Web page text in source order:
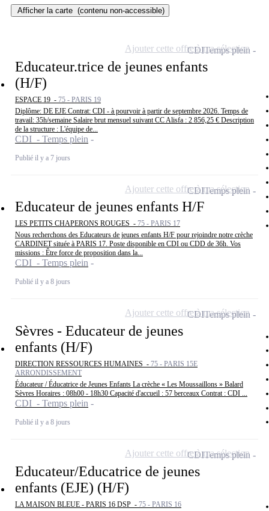
Afficher la carte (contenu non-accessible)
Educateur.trice de jeunes enfants
(H/F)
ESPACE 19 - 75 - PARIS 19
Diplôme: DE EJE Contrat: CDI - à pourvoir à partir de septembre 2026. Temps de
travail: 35h/semaine Salaire brut mensuel suivant CC Alisfa : 2 856,25 € Description
de la structure : L'équipe de...
CDI - Temps plein
Publié il y a 7 jours
CDITemps plein
Ajouter cette offre à ma sélection
Educateur de jeunes enfants H/F
LES PETITS CHAPERONS ROUGES - 75 - PARIS 17
Nous recherchons des Educateurs de jeunes enfants H/F pour rejoindre notre crèche
CARDINET située à PARIS 17. Poste disponible en CDI ou CDD de 36h. Vos
missions : Être force de proposition dans la...
CDI - Temps plein
Publié il y a 8 jours
CDITemps plein
Ajouter cette offre à ma sélection
Sèvres - Educateur de jeunes
enfants (H/F)
DIRECTION RESSOURCES HUMAINES - 75 - PARIS 15E
ARRONDISSEMENT
Éducateur / Éducatrice de Jeunes Enfants La crèche « Les Moussaillons » Balard
Sèvres Horaires : 08h00 - 18h30 Capacité d'accueil : 57 berceaux Contrat : CDI ...
CDI - Temps plein
Publié il y a 8 jours
CDITemps plein
Ajouter cette offre à ma sélection
Educateur/Educatrice de jeunes
enfants (EJE) (H/F)
LA MAISON BLEUE - PARIS 16 DSP - 75 - PARIS 16
CDITemps plein
Ajouter cette offre à ma sélection